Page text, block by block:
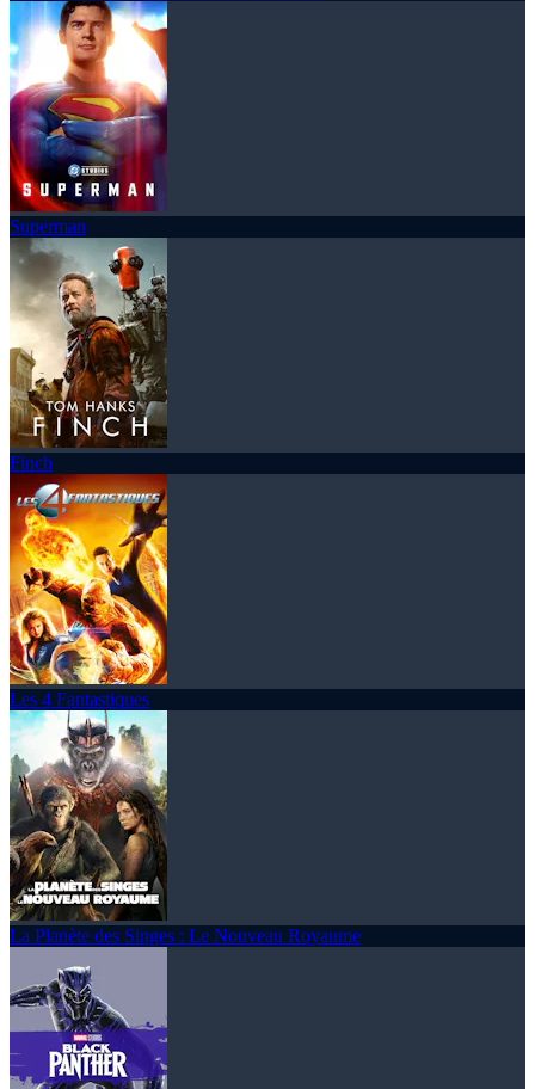
Superman
Finch
Les 4 Fantastiques
La Planète des Singes : Le Nouveau Royaume